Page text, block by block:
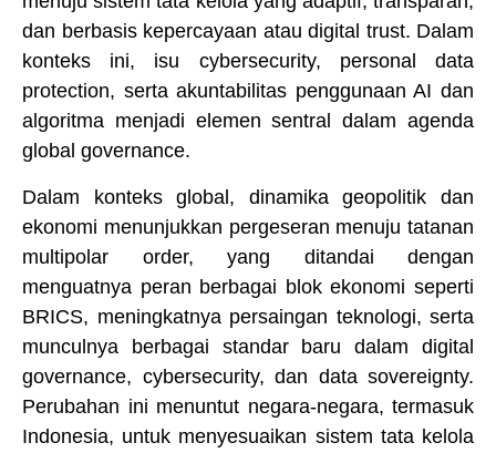
dan berbasis kepercayaan atau digital trust. Dalam
konteks ini, isu cybersecurity, personal data
protection, serta akuntabilitas penggunaan AI dan
algoritma menjadi elemen sentral dalam agenda
global governance.
Dalam konteks global, dinamika geopolitik dan
ekonomi menunjukkan pergeseran menuju tatanan
multipolar order, yang ditandai dengan
menguatnya peran berbagai blok ekonomi seperti
BRICS, meningkatnya persaingan teknologi, serta
munculnya berbagai standar baru dalam digital
governance, cybersecurity, dan data sovereignty.
Perubahan ini menuntut negara-negara, termasuk
Indonesia, untuk menyesuaikan sistem tata kelola